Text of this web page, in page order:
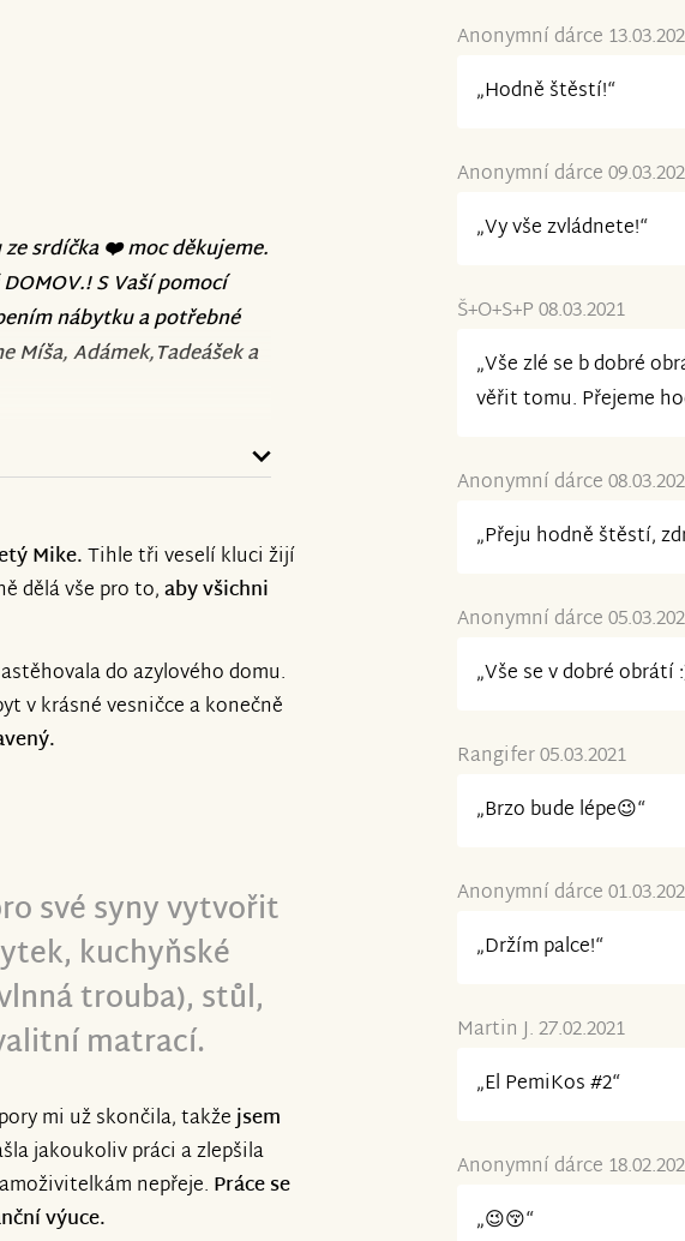
srdíčka ❤️ moc děkujeme.
S Vaší pomocí
nábytku a potřebné
Míša, Adámek,Tadeášek a
Mike.Tihle tři veselí kluci žijí
dělá vše pro to,aby všichni
do azylového domu.
v krásné vesničce a konečně
své syny vytvořit
kuchyňské
trouba), stůl,
matrací.
mi už skončila, takžejsem
jakoukoliv práci a zlepšila
nepřeje. Práce se
výuce.
Anonymní dárce
„Hodně štěstí!“
Anonymní dárce
„Vy vše zvládnete!“
Š+O+S+P 08.03.2021
„Vše zlé se b dobré
věřit tomu. Přejeme
Anonymní dárce
„Přeju hodně štěstí,
Anonymní dárce
„Vše se v dobré obrátí
Rangifer 05.03.2021
„Brzo bude lépe😉“
Anonymní dárce
„Držím palce!“
Martin J. 27.02.2021
„El PemiKos #2“
Anonymní dárce
„😉😚“